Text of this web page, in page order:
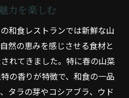
しむ夏の京都御池
で味わう夏の涼
味わう涼感たっぷりの和食
ニューで涼を感じる
と冷やし茶碗蒸し
力を楽しむ
和食レストランでは新鮮な山
然の恵みを感じさせる食材と
れてきました。特に春の山菜
の香りが特徴で、和食の一品
タラの芽やコシアブラ、ウド